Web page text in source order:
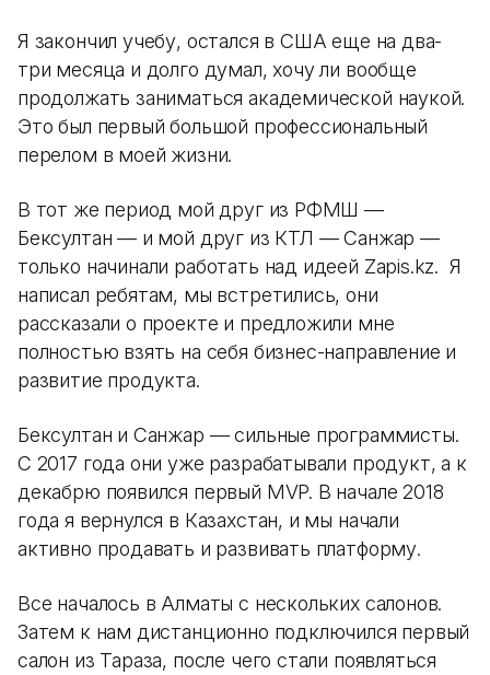
Я закончил учебу, остался в США еще на два-
три месяца и долго думал, хочу ли вообще
продолжать заниматься академической наукой.
Это был первый большой профессиональный
перелом в моей жизни.
В тот же период мой друг из РФМШ —
Бексултан — и мой друг из КТЛ — Санжар —
только начинали работать над идеей Zapis.kz. Я
написал ребятам, мы встретились, они
рассказали о проекте и предложили мне
полностью взять на себя бизнес-направление и
развитие продукта.
Бексултан и Санжар — сильные программисты.
С 2017 года они уже разрабатывали продукт, а к
декабрю появился первый MVP. В начале 2018
года я вернулся в Казахстан, и мы начали
активно продавать и развивать платформу.
Все началось в Алматы с нескольких салонов.
Затем к нам дистанционно подключился первый
салон из Тараза, после чего стали появляться